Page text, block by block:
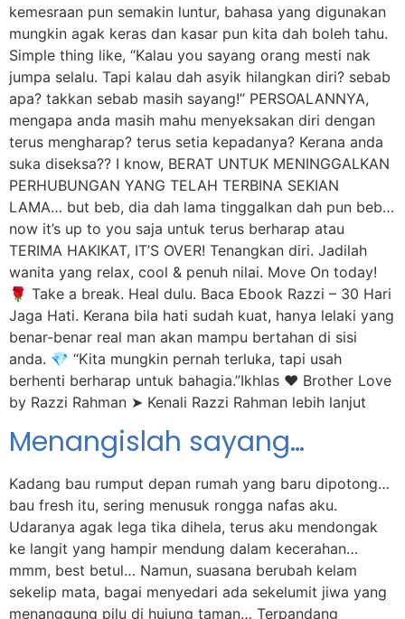
kemesraan pun semakin luntur, bahasa yang digunakan
mungkin agak keras dan kasar pun kita dah boleh tahu.
Simple thing like, “Kalau you sayang orang mesti nak
jumpa selalu. Tapi kalau dah asyik hilangkan diri? sebab
apa? takkan sebab masih sayang!” PERSOALANNYA,
mengapa anda masih mahu menyeksakan diri dengan
terus mengharap? terus setia kepadanya? Kerana anda
suka diseksa?? I know, BERAT UNTUK MENINGGALKAN
PERHUBUNGAN YANG TELAH TERBINA SEKIAN
LAMA… but beb, dia dah lama tinggalkan dah pun beb…
now it’s up to you saja untuk terus berharap atau
TERIMA HAKIKAT, IT’S OVER! Tenangkan diri. Jadilah
wanita yang relax, cool & penuh nilai. Move On today!
🌹 Take a break. Heal dulu. Baca Ebook Razzi – 30 Hari
Jaga Hati. Kerana bila hati sudah kuat, hanya lelaki yang
benar-benar real man akan mampu bertahan di sisi
anda. 💎 “Kita mungkin pernah terluka, tapi usah
berhenti berharap untuk bahagia.”Ikhlas ❤️ Brother Love
by Razzi Rahman ➤ Kenali Razzi Rahman lebih lanjut
Menangislah sayang…
Kadang bau rumput depan rumah yang baru dipotong…
bau fresh itu, sering menusuk rongga nafas aku.
Udaranya agak lega tika dihela, terus aku mendongak
ke langit yang hampir mendung dalam kecerahan…
mmm, best betul… Namun, suasana berubah kelam
sekelip mata, bagai menyedari ada sekelumit jiwa yang
menanggung pilu di hujung taman… Terpandang